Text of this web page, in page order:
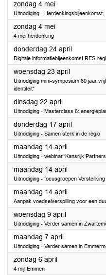
zondag 4 mei2025
Uitnodiging - Herdenkingsbijeenkomst
zondag 4 mei2025
4 mei herdenking
donderdag 24 april2025
Digitale informatiebijeenkomst RES-
woensdag 23 april2025
Uitnodiging mini-symposium 80 jaar
identiteit"
dinsdag 22 april2025
Uitnodiging - Masterclass 6:
donderdag 17 april2025
Uitnodiging - Samen sterk in de regio
maandag 14 april2025
Uitnodiging - webinar ‘Kansrijk
maandag 14 april2025
Uitnodiging - focusgroepen
maandag 14 april2025
Aanpak voedselverspilling voor een
woensdag 9 april2025
Uitnodiging - Verder samen in
maandag 7 april2025
Uitnodiging - Verder samen in
zondag 6 april2025
4 mijl Emmen